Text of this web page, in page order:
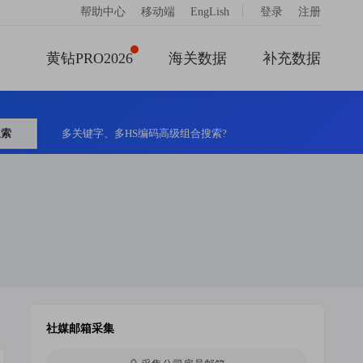
帮助中心 移动端 EngLish 登录 注册
黄钻PRO2026 海关数据 补充数据
多关键字、多HS编码高级组合搜索?
社媒邮箱采集